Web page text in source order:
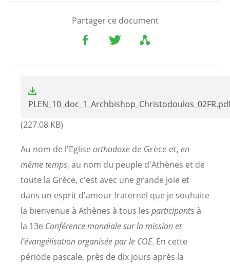
Partager ce document
(227.08 KB)
Au nom de l'Eglise orthodoxe de Grèce et, en
même temps, au nom du peuple d'Athènes et de
toute la Grèce, c'est avec une grande joie et
dans un esprit d'amour fraternel que je souhaite
la bienvenue à Athènes à tous les participants à
la 13e Conférence mondiale sur la mission et
l'évangélisation organisée par le COE. En cette
période pascale, près de dix jours après la